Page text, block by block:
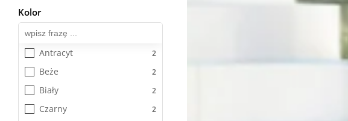
Kolor
Antracyt
Beże
Biały
Czarny